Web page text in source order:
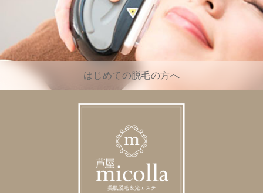
はじめての脱毛の方へ